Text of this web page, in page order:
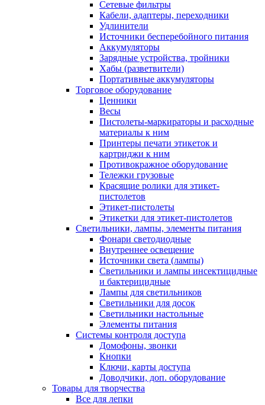
Сетевые фильтры
Кабели, адаптеры, переходники
Удлинители
Источники бесперебойного питания
Аккумуляторы
Зарядные устройства, тройники
Хабы (разветвители)
Портативные аккумуляторы
Торговое оборудование
Ценники
Весы
Пистолеты-маркираторы и расходные
материалы к ним
Принтеры печати этикеток и
картриджи к ним
Противокражное оборудование
Тележки грузовые
Красящие ролики для этикет-
пистолетов
Этикет-пистолеты
Этикетки для этикет-пистолетов
Светильники, лампы, элементы питания
Фонари светодиодные
Внутреннее освещение
Источники света (лампы)
Светильники и лампы инсектицидные
и бактерицидные
Лампы для светильников
Светильники для досок
Светильники настольные
Элементы питания
Системы контроля доступа
Домофоны, звонки
Кнопки
Ключи, карты доступа
Доводчики, доп. оборудование
Товары для творчества
Все для лепки